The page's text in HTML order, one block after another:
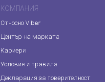
КОМПАНИЯ
Относно Viber
Център на марката
Кариери
Условия и правила
Декларация за поверителност